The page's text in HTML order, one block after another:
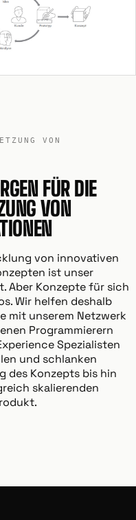
VON
FÜR DIE
VON
von innovativen
ist unser
Aber Konzepte für sich
Wir helfen deshalb
mit unserem Netzwerk
Programmierern
Spezialisten
und schlanken
des Konzepts bis hin
skalierenden